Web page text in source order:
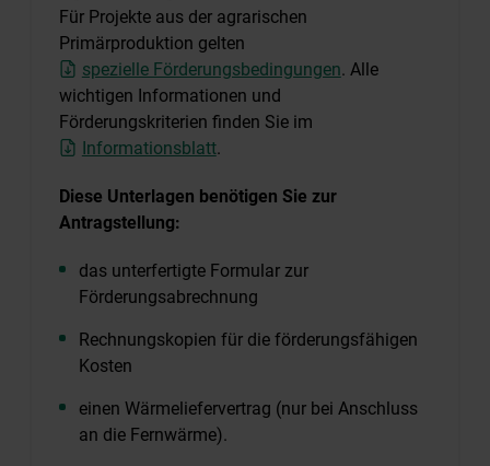
Für Projekte aus der agrarischen
Primärproduktion gelten
spezielle Förderungsbedingungen. Alle
wichtigen Informationen und
Förderungskriterien finden Sie im
Informationsblatt.
Diese Unterlagen benötigen Sie zur
Antragstellung:
das unterfertigte Formular zur
Förderungsabrechnung
Rechnungskopien für die förderungsfähigen
Kosten
einen Wärmeliefervertrag (nur bei Anschluss
an die Fernwärme).